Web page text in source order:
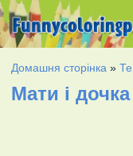
Домашня сторінка »
Мати і